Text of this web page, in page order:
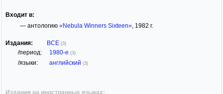
Входит в:
— антологию «Nebula Winners Sixteen», 1982 г.
Издания: ВСЕ (3)
/период: 1980-е (3)
/языки: английский (3)
Издания на иностранных языках: